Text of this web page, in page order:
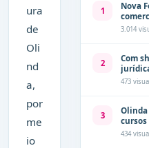
ura
de
Oli
nd
a,
por
me
io
1
Nova
3.014
2
Com
de
neste
473
3
Olinda
434